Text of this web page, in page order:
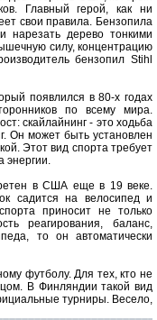
Главный герой, как ни
свои правила. Бензопила
нарезать дерево тонкими
силу, концентрацию
бензопил Stihl
появлился в 80-х годах
по всему мира.
скайлайнинг - это ходьба
Он может быть установлен
Этот вид спорта требует
энергии.
в США еще в 19 веке.
садится на велосипед и
приносит не только
реагирования, баланс,
то он автоматически
футболу. Для тех, кто не
В Финляндии такой вид
турниры. Весело,